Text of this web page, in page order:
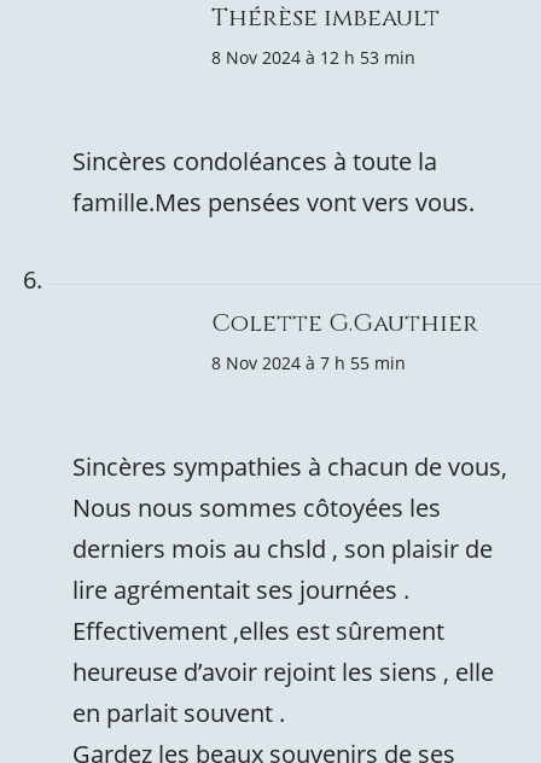
Thérèse imbeault
8 Nov 2024 à 12 h 53 min
Sincères condoléances à toute la
famille.Mes pensées vont vers vous.
Colette G.Gauthier
8 Nov 2024 à 7 h 55 min
Sincères sympathies à chacun de vous,
Nous nous sommes côtoyées les
derniers mois au chsld , son plaisir de
lire agrémentait ses journées .
Effectivement ,elles est sûrement
heureuse d’avoir rejoint les siens , elle
en parlait souvent .
Gardez les beaux souvenirs de ses